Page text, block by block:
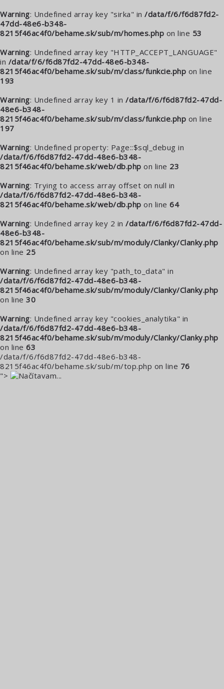
Warning: Undefined array key "sirka" in /data/f/6/f6d87fd2-
47dd-48e6-b348-
8215f46ac4f0/behame.sk/sub/m/homes.php on line 53
Warning: Undefined array key "HTTP_ACCEPT_LANGUAGE"
in /data/f/6/f6d87fd2-47dd-48e6-b348-
8215f46ac4f0/behame.sk/sub/m/class/funkcie.php on line
193
Warning: Undefined array key 1 in /data/f/6/f6d87fd2-47dd-
48e6-b348-
8215f46ac4f0/behame.sk/sub/m/class/funkcie.php on line
197
Warning: Undefined property: Page::$sql_debug in
/data/f/6/f6d87fd2-47dd-48e6-b348-
8215f46ac4f0/behame.sk/web/db.php on line 23
Warning: Trying to access array offset on null in
/data/f/6/f6d87fd2-47dd-48e6-b348-
8215f46ac4f0/behame.sk/web/db.php on line 64
Warning: Undefined array key 2 in /data/f/6/f6d87fd2-47dd-
48e6-b348-
8215f46ac4f0/behame.sk/sub/m/moduly/Clanky/Clanky.php
on line 25
Warning: Undefined array key "path_to_data" in
/data/f/6/f6d87fd2-47dd-48e6-b348-
8215f46ac4f0/behame.sk/sub/m/moduly/Clanky/Clanky.php
on line 30
Warning: Undefined array key "cookies_analytika" in
/data/f/6/f6d87fd2-47dd-48e6-b348-
8215f46ac4f0/behame.sk/sub/m/moduly/Clanky/Clanky.php
on line 63
/data/f/6/f6d87fd2-47dd-48e6-b348-
8215f46ac4f0/behame.sk/sub/m/top.php on line 76
">